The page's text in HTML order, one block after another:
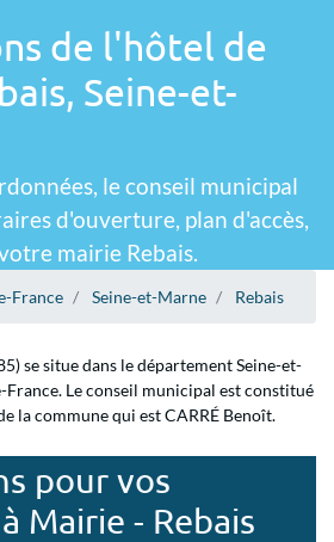
de l'hôtel de
Seine-et-
le conseil municipal
d'ouverture, plan d'accès,
mairie Rebais.
France Seine-et-Marne Rebais
se situe dans le département Seine-et-
Le conseil municipal est constitué
la commune qui est CARRÉ Benoît.
pour vos
Mairie - Rebais